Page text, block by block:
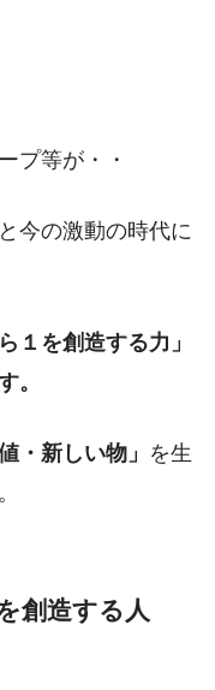
プ等が・・
今の激動の時代に
１を創造する力」
。
・新しい物」
を生
創造する人